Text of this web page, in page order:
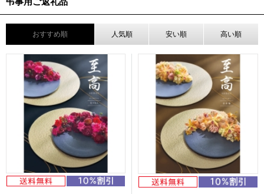
おすすめ順 人気順 安い順 高い順